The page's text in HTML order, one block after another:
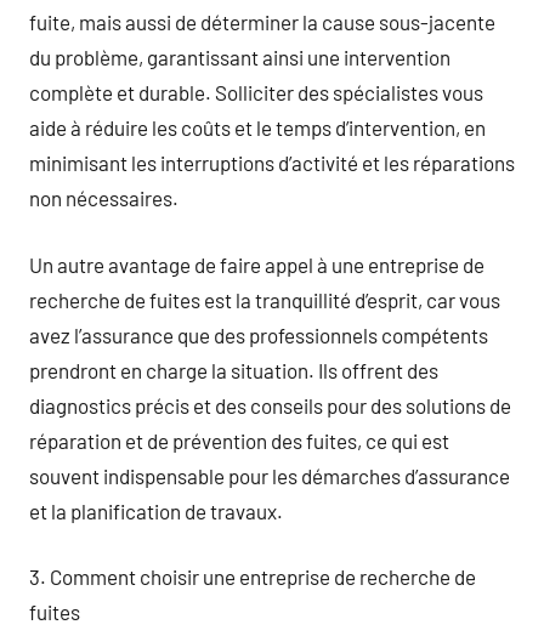
fuite, mais aussi de déterminer la cause sous-jacente
du problème, garantissant ainsi une intervention
complète et durable. Solliciter des spécialistes vous
aide à réduire les coûts et le temps d’intervention, en
minimisant les interruptions d’activité et les réparations
non nécessaires.
Un autre avantage de faire appel à une entreprise de
recherche de fuites est la tranquillité d’esprit, car vous
avez l’assurance que des professionnels compétents
prendront en charge la situation. Ils offrent des
diagnostics précis et des conseils pour des solutions de
réparation et de prévention des fuites, ce qui est
souvent indispensable pour les démarches d’assurance
et la planification de travaux.
3. Comment choisir une entreprise de recherche de
fuites